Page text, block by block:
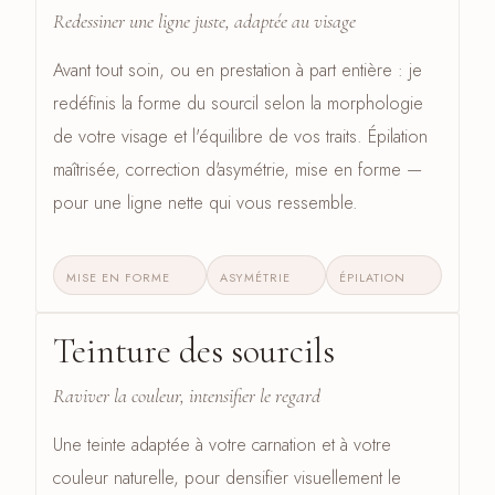
Redessiner une ligne juste, adaptée au visage
Avant tout soin, ou en prestation à part entière : je
redéfinis la forme du sourcil selon la morphologie
de votre visage et l'équilibre de vos traits. Épilation
maîtrisée, correction d'asymétrie, mise en forme —
pour une ligne nette qui vous ressemble.
MISE EN FORME ASYMÉTRIE ÉPILATION
CÔTÉ SOURCILS · 03
Teinture des sourcils
Raviver la couleur, intensifier le regard
Une teinte adaptée à votre carnation et à votre
couleur naturelle, pour densifier visuellement le